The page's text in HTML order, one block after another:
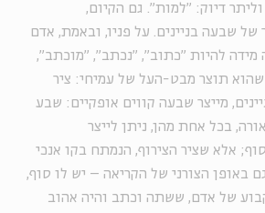
דיוק: "למות". גם הקיום,
שבעה בניינים. על פניו, ובאמת, אדם
מידה להיות "כתוב", "נכתב", "מוכתב",
שהוא תוצר מבט-העל של עמיחי: ציר
מייצר שבעה קווים אופקיים: שבע
בכל אחת מהן, ניתן לייצר
אלא שציר הצירוף, הנמתח בקו אנכי
באופן הצורני של הקריאה – יש לו סוף,
של אדם, ששתה וכתב והיה אהוב